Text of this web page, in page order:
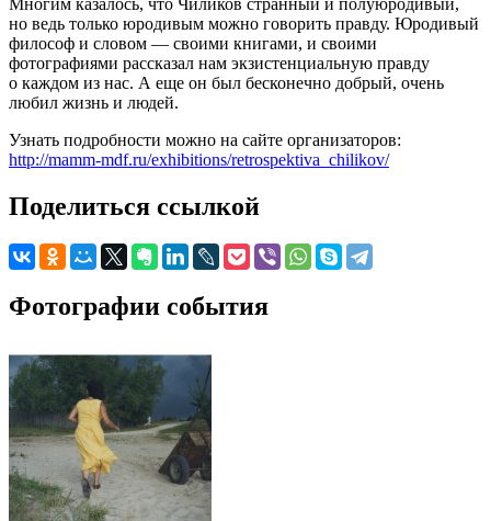
Многим казалось, что Чиликов странный и полуюродивый,
но ведь только юродивым можно говорить правду. Юродивый
философ и словом — своими книгами, и своими
фотографиями рассказал нам экзистенциальную правду
о каждом из нас. А еще он был бесконечно добрый, очень
любил жизнь и людей.
Узнать подробности можно на сайте организаторов:
http://mamm-mdf.ru/exhibitions/retrospektiva_chilikov/
Поделиться ссылкой
Фотографии события